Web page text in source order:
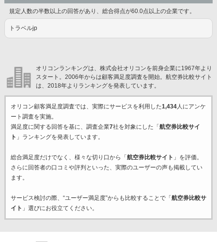
規定人数の半数以上の回答があり、総合得点が60.0点以上の企業です。
トラベルjp
オリコンランキングは、株式会社オリコンを前身企業に1967年より
スタート。2006年からは顧客満足度調査を開始。航空券比較サイト
は、2018年よりランキングを発表しています。
オリコン顧客満足度調査では、実際にサービスを利用した1,434人にアンケ
ート調査を実施。
満足度に関する回答を基に、調査企業7社を対象にした「 航空券比較サイ
ト 」ランキングを発表しています。
総合満足度だけでなく、様々な切り口から「 航空券比較サイト 」を評価。
さらに回答者の口コミや評判といった、実際のユーザーの声も掲載してい
ます。
サービス検討の際、“ユーザー満足度”からも比較することで「 航空券比較サ
イト 」選びにお役立てください。